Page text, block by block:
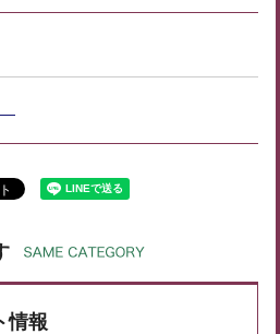
情報